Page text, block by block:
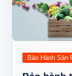
Bảo Hành Sản